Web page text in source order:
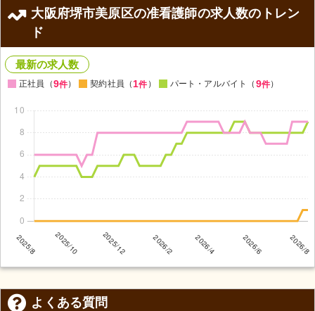
大阪府堺市美原区の准看護師の求人数のトレン
ド
最新の求人数
正社員（9件） 契約社員（ 1件 ） パート・アルバイト（ 9件）
よくある質問